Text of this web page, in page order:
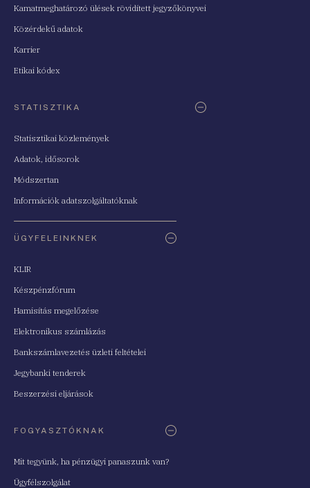
Kamatmeghatározó ülések rövidített jegyzőkönyvei
Közérdekű adatok
Karrier
Etikai kódex
STATISZTIKA
Statisztikai közlemények
Adatok, idősorok
Módszertan
Információk adatszolgáltatóknak
ÜGYFELEINKNEK
KLIR
Készpénzfórum
Hamisítás megelőzése
Elektronikus számlázás
Bankszámlavezetés üzleti feltételei
Jegybanki tenderek
Beszerzési eljárások
FOGYASZTÓKNAK
Mit tegyünk, ha pénzügyi panaszunk van?
Ügyfélszolgálat